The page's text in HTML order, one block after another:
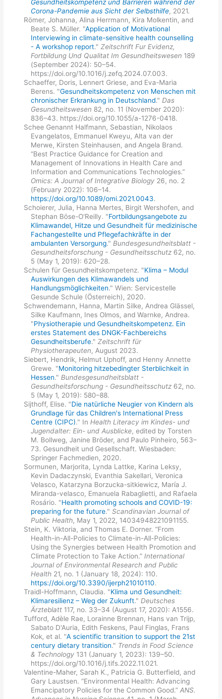
Gesundheitskompetenz und Barrieren während der
Corona-Pandemie aus Sicht der Selbsthilfe, 2021.
Römer, Johanna, Alina Herrmann, Kira Molkentin, and
Beate S. Müller. "Application of Motivational
Interviewing in climate-sensitive health counselling
- A workshop report." Zeitschrift Fur Evidenz,
Fortbildung Und Qualitat Im Gesundheitswesen 189
(September 2024): 50–54.
https://doi.org/10.1016/j.zefq.2024.07.003.
Schaeffer, Doris, Lennert Griese, and Eva-Maria
Berens. "Gesundheitskompetenz von Menschen mit
chronischer Erkrankung in Deutschland." Das
Gesundheitswesen 82, no. 11 (November 2020):
836–43. https://doi.org/10.1055/a-1276-0418.
Schee Genannt Halfmann, Sebastian, Nikolaos
Evangelatos, Emmanuel Kweyu, Alta van der
Merwe, Kirsten Steinhausen, and Angela Brand.
“Best Practice Guidance for Creation and
Management of Innovations in Health Care and
Information and Communications Technologies.”
Omics: A Journal of Integrative Biology 26, no. 2
(February 2022): 106–14.
https://doi.org/10.1089/omi.2021.0043.
Schoierer, Julia, Hanna Mertes, Birgit Wershofen, and
Stephan Böse-O'Reilly. "Fortbildungsangebote zu
Klimawandel, Hitze und Gesundheit für medizinische
Fachangestellte und Pflegefachkräfte in der
ambulanten Versorgung." Bundesgesundheitsblatt -
Gesundheitsforschung - Gesundheitsschutz 62, no.
5 (May 1, 2019): 620–28.
Schulen für Gesundheitskompetenz. "Klima – Modul
Auswirkungen des Klimawandels und
Handlungsmöglichkeiten." Wien: Servicestelle
Gesunde Schule (Österreich), 2020.
Schwendemann, Hanna, Martin Silke, Andrea Glässel,
Silke Kaufmann, Ines Olmos, and Warnke, Andrea.
"Physiotherapie und Gesundheitskompetenz. Ein
erstes Statement des DNGK-Fachbereichs
Gesundheitsberufe." Zeitschrift für
Physiotherapeuten, August 2023.
Siebert, Hendrik, Helmut Uphoff, and Henny Annette
Grewe. "Monitoring hitzebedingter Sterblichkeit in
Hessen." Bundesgesundheitsblatt -
Gesundheitsforschung - Gesundheitsschutz 62, no.
5 (May 1, 2019): 580–88.
Sijthoff, Elise. "Die natürliche Neugier von Kindern als
Grundlage für das Children's International Press
Centre (CIPC)." In Health Literacy im Kindes- und
Jugendalter: Ein- und Ausblicke, edited by Torsten
M. Bollweg, Janine Bröder, and Paulo Pinheiro, 563–
73. Gesundheit und Gesellschaft. Wiesbaden:
Springer Fachmedien, 2020.
Sormunen, Marjorita, Lynda Lattke, Karina Leksy,
Kevin Dadaczynski, Evanthia Sakellari, Veronica
Velasco, Katarzyna Borzucka-sitkiewicz, María J.
Miranda-velasco, Emanuela Rabaglietti, and Rafaela
Rosário. "Health promoting schools and COVID-19:
preparing for the future."Scandinavian Journal of
Public Health, May 1, 2022, 14034948221091155.
Stein, K. Viktoria, and Thomas E. Dorner. “From
Health-in-All-Policies to Climate-in-All-Policies:
Using the Synergies between Health Promotion and
Climate Protection to Take Action.” International
Journal of Environmental Research and Public
Health 21, no. 1 (January 18, 2024): 110.
https://doi.org/10.3390/ijerph21010110.
Traidl-Hoffmann, Claudia. "Klima und Gesundheit:
Klimaresilienz – Weg der Zukunft." Deutsches
Ärzteblatt 117, no. 33–34 (August 17, 2020): A1556.
Tufford, Adèle Rae, Lorainne Brennan, Hans van Trijp,
Sabato D'Auria, Edith Feskens, Paul Finglas, Frans
Kok, et al. "A scientific transition to support the 21st
century dietary transition." Trends in Food Science
& Technology 131 (January 1, 2023): 139–50.
https://doi.org/10.1016/j.tifs.2022.11.021.
Valentine-Maher, Sarah K., Patricia G. Butterfield, and
Gary Laustsen. “Environmental Health: Advancing
Emancipatory Policies for the Common Good.”ANS.